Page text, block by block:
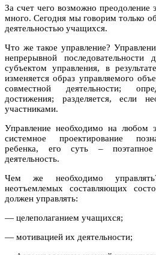
За счет чего возможно преодоление
много. Сегодня мы говорим только
деятельностью учащихся.
Что же такое управление?
непрерывной последовательности
субъектом управления, в
изменяется образ управляемого
совместной деятельности;
достижения; разделяется, если
участниками.
Управление необходимо на любом
системное проектирование
ребенка, его суть –
деятельность.
Чем же необходимо
неотъемлемых составляющих
должен управлять:
— целеполаганием учащихся;
— мотивацией их деятельности;